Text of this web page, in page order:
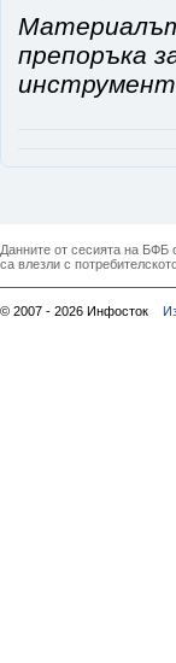
препоръка
Данните от сесията на БФБ
са влезли с
© 2007 - 2026 Инфосток